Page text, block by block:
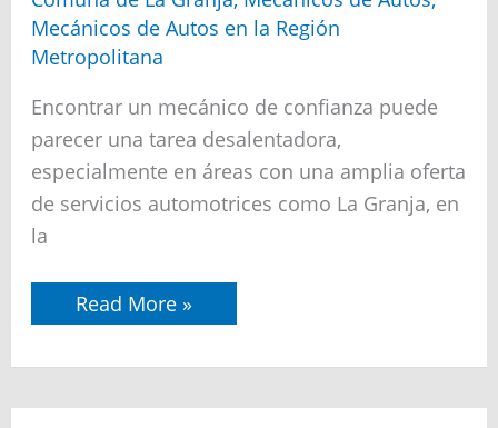
Mecánicos de Autos en la Región
Metropolitana
Encontrar un mecánico de confianza puede
parecer una tarea desalentadora,
especialmente en áreas con una amplia oferta
de servicios automotrices como La Granja, en
la
autos
cerca
de
mí
en
la
comuna
de
La
Granja
Read More »